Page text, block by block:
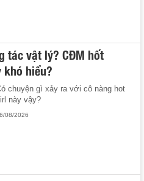
tác vật lý? CĐM hốt
hiểu?
chuyện gì xảy ra với cô nàng hot
này vậy?
08/2026